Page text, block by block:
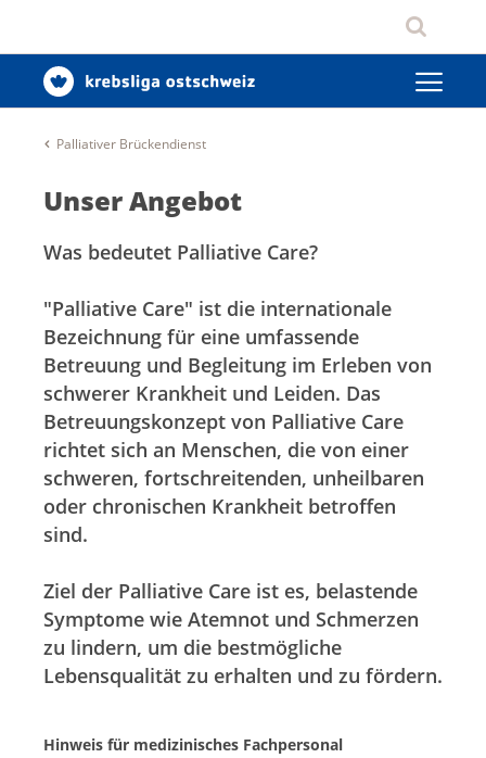
Palliativer Brückendienst
Unser Angebot
Was bedeutet Palliative Care?
"Palliative Care" ist die internationale
Bezeichnung für eine umfassende
Betreuung und Begleitung im Erleben von
schwerer Krankheit und Leiden. Das
Betreuungskonzept von Palliative Care
richtet sich an Menschen, die von einer
schweren, fortschreitenden, unheilbaren
oder chronischen Krankheit betroffen
sind.
Ziel der Palliative Care ist es, belastende
Symptome wie Atemnot und Schmerzen
zu lindern, um die bestmögliche
Lebensqualität zu erhalten und zu fördern.
Hinweis für medizinisches Fachpersonal